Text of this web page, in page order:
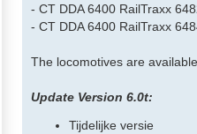
- CT DDA 6400 RailTraxx
- CT DDA 6400 RailTraxx
The locomotives are
Update Version 6.0t:
Tijdelijke versie